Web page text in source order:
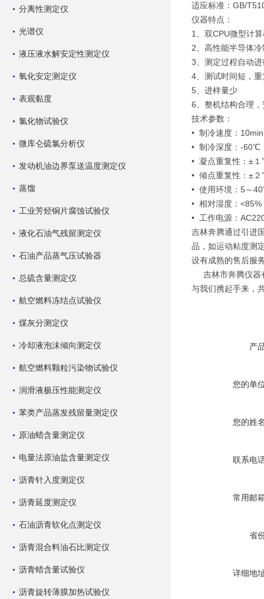
分离性测定仪
光谱仪
液压液水解安定性测定仪
氧化安定测定仪
表观黏度
氯化物试验仪
微库仑硫氯分析仪
发动机油边界泵送温度测定仪
蒸馏
工业芳烃铜片腐蚀试验仪
液化石油气残留测定仪
石油产品蒸气压试验器
总硫含量测定仪
航空燃料冻结点试验仪
煤灰分测定仪
冷却液泡沫倾向测定仪
航空燃料颗粒污染物试验仪
润滑液极压性能测定仪
苯类产品蒸发残留量测定仪
原油蜡含量测定仪
电量法原油盐含量测定仪
沥青针入度测定仪
沥青延度测定仪
石油沥青软化点测定仪
沥青混合料油石比测定仪
沥青蜡含量试验仪
沥青旋转薄膜加热试验仪
适应标准：GB/
仪器特点：
1、双CPU微型计
2、高性能半导体
3、测定过程自动进
4、测试时间短，
5、进样量少
6、整机结构合理
技术参数：
• 制冷速度：
• 制冷深度：-60℃
• 凝点重复性：±
• 倾点重复性：±
• 使用环境：5
• 相对湿度：<85%
• 工作电源：
吉林奔腾通过引进
品，如运动粘度测
设有成熟的售后服
吉林市奔腾仪器
与我们携起手来，
产
您的单
您的姓
联系电
常用邮
省
详细地